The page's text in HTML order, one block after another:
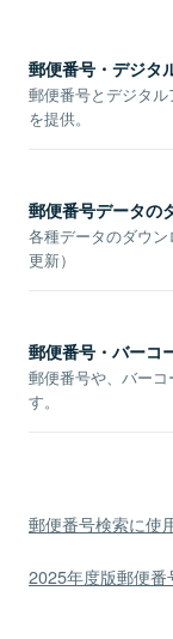
郵便番号・デジタ
郵便番号とデジタ
を提供。
郵便番号データの
各種データのダウ
更新）
郵便番号・バーコ
郵便番号や、バー
す。
郵便番号検索に使
2025年度版郵便番